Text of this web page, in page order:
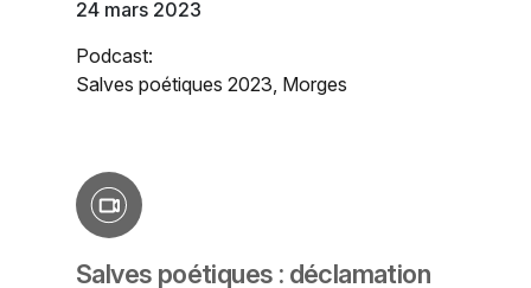
24 mars 2023
Podcast:
Salves poétiques 2023, Morges
Salves poétiques : déclamation